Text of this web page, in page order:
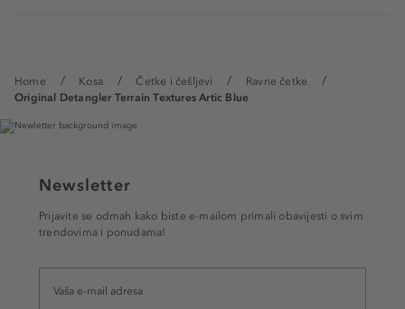
Home Kosa Četke i češljevi
Ravne četke
Original Detangler Terrain Textures Artic Blue
Newsletter
Prijavite se odmah kako biste e-mailom primali obavijesti o svim
trendovima i ponudama!